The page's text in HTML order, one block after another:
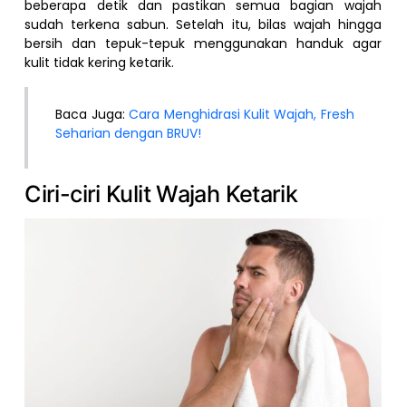
beberapa detik dan pastikan semua bagian wajah
sudah terkena sabun. Setelah itu, bilas wajah hingga
bersih dan tepuk-tepuk menggunakan handuk agar
kulit tidak kering ketarik.
Baca Juga:Cara Menghidrasi Kulit Wajah, Fresh
Seharian dengan BRUV!
Ciri-ciri Kulit Wajah Ketarik